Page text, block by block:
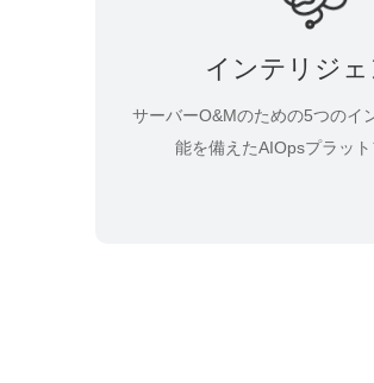
インテリジェ
サーバーO&Mのための5つのイ
能を備えたAIOpsプラット